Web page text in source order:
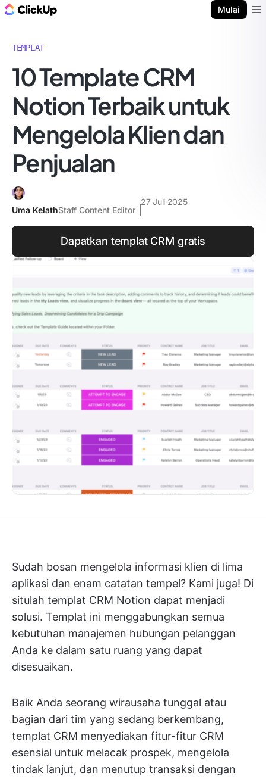
Mulai
TEMPLAT
10 Template CRM
Notion Terbaik untuk
Mengelola Klien dan
Penjualan
Uma KelathStaff Content Editor
27 Juli 2025
Dapatkan templat CRM gratis
Sudah bosan mengelola informasi klien di lima
aplikasi dan enam catatan tempel? Kami juga! Di
situlah templat CRM Notion dapat menjadi
solusi. Templat ini menggabungkan semua
kebutuhan manajemen hubungan pelanggan
Anda ke dalam satu ruang yang dapat
disesuaikan.
Baik Anda seorang wirausaha tunggal atau
bagian dari tim yang sedang berkembang,
templat CRM menyediakan fitur-fitur CRM
esensial untuk melacak prospek, mengelola
tindak lanjut, dan menutup transaksi dengan